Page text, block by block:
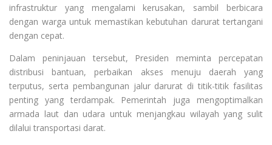
infrastruktur yang mengalami kerusakan, sambil berbicara
dengan warga untuk memastikan kebutuhan darurat tertangani
dengan cepat.
Dalam peninjauan tersebut, Presiden meminta percepatan
distribusi bantuan, perbaikan akses menuju daerah yang
terputus, serta pembangunan jalur darurat di titik-titik fasilitas
penting yang terdampak. Pemerintah juga mengoptimalkan
armada laut dan udara untuk menjangkau wilayah yang sulit
dilalui transportasi darat.